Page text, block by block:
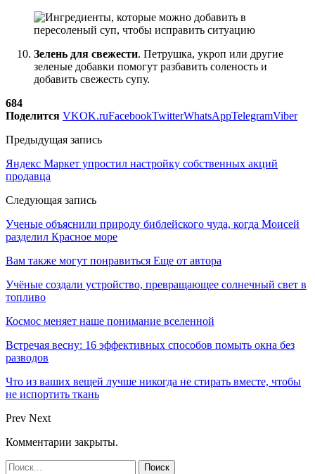
Зелень для свежести. Петрушка, укроп или другие
зеленые добавки помогут разбавить соленость и
добавить свежесть супу.
684
Поделится VKOK.ruFacebookTwitterWhatsAppTelegramViber
Предыдущая запись
Яндекс Маркет упростил настройку собственных акций
продавца
Следующая запись
Ученые объяснили природу библейского чуда, когда Моисей
разделил Красное море
Вам также могут понравиться Еще от автора
Учёные создали устройство, превращающее солнечный свет в
топливо
Космос меняет наше понимание вселенной
Встречая весну: 16 эффективных способов помыть окна без
разводов
Что из ваших вещей лучше никогда не стирать вместе, чтобы
не испортить ткань
Prev Next
Комментарии закрыты.